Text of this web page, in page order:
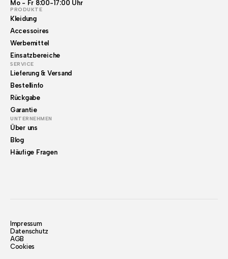
Mo - Fr 8:00-17:00 Uhr
PRODUKTE
Kleidung
Accessoires
Werbemittel
Einsatzbereiche
SERVICE
Lieferung & Versand
Bestellinfo
Rückgabe
Garantie
UNTERNEHMEN
Über uns
Blog
Häufige Fragen
Impressum
Datenschutz
AGB
Cookies